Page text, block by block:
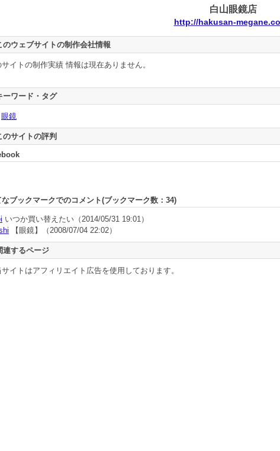
白山眼鏡店
http://hakusan-
のウェブサイトの制作会社情報
サイトの制作実績 情報は現在ありません。
ーワード・タグ
眼鏡
のサイトの評判
なブックマークでのコメント(ブックマーク数： 34)
いつか買い替えたい （2014/05/31 19:01）
【眼鏡】 （2008/07/04 22:02）
連するページ
イトはアフィリエイト広告を使用しております。